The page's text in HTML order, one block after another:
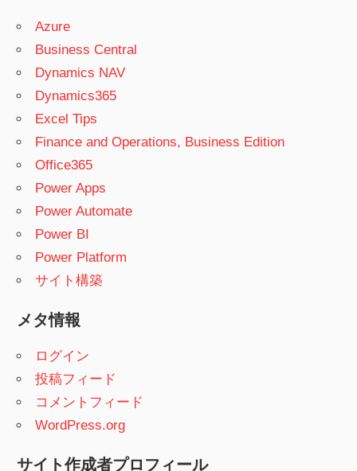
Azure
Business Central
Dynamics NAV
Dynamics365
Excel Tips
Finance and Operations, Business Edition
Office365
Power Apps
Power Automate
Power BI
Power Platform
サイト構築
メタ情報
ログイン
投稿フィード
コメントフィード
WordPress.org
サイト作成者プロフィール